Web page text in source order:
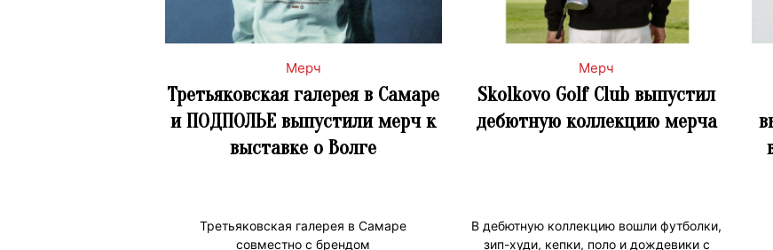
Мерч
Третьяковская галерея в Самаре
и ПОДПОЛЬЕ выпустили мерч к
выставке о Волге
Третьяковская галерея в Самаре
совместно с брендом
Мерч
Skolkovo Golf Club выпустил
дебютную коллекцию мерча
В дебютную коллекцию вошли футболки,
зип-худи, кепки, поло и дождевики с